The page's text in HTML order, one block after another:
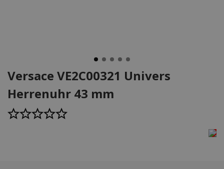
Versace VE2C00321 Univers
Herrenuhr 43 mm